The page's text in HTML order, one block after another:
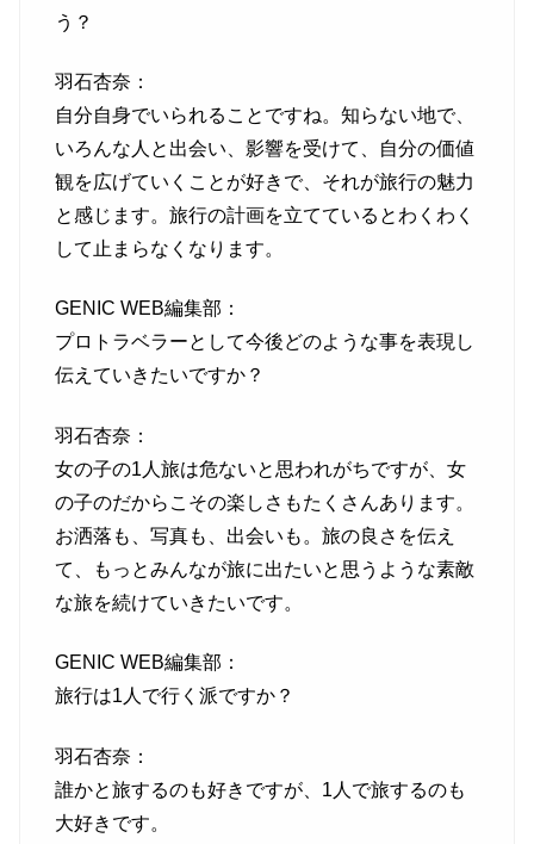
う？
羽石杏奈：
自分自身でいられることですね。知らない地で、
いろんな人と出会い、影響を受けて、自分の価値
観を広げていくことが好きで、それが旅行の魅力
と感じます。旅行の計画を立てているとわくわく
して止まらなくなります。
GENIC WEB編集部：
プロトラベラーとして今後どのような事を表現し
伝えていきたいですか？
羽石杏奈：
女の子の1人旅は危ないと思われがちですが、女
の子のだからこその楽しさもたくさんあります。
お洒落も、写真も、出会いも。旅の良さを伝え
て、もっとみんなが旅に出たいと思うような素敵
な旅を続けていきたいです。
GENIC WEB編集部：
旅行は1人で行く派ですか？
羽石杏奈：
誰かと旅するのも好きですが、1人で旅するのも
大好きです。